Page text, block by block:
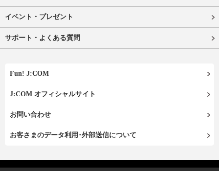
イベント・プレゼント
サポート・よくある質問
Fun! J:COM
J:COM オフィシャルサイト
お問い合わせ
お客さまのデータ利用･外部送信について